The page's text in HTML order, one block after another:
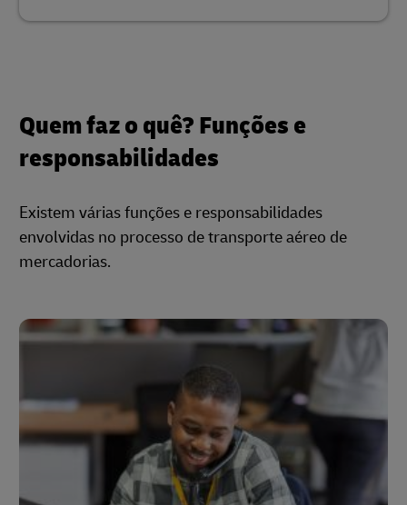
Quem faz o quê? Funções e
responsabilidades
Existem várias funções e responsabilidades
envolvidas no processo de transporte aéreo de
mercadorias.